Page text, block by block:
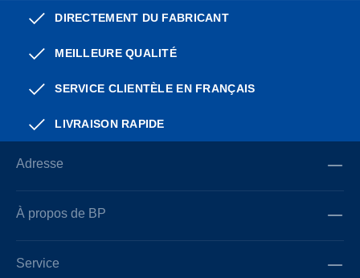
DIRECTEMENT DU FABRICANT
MEILLEURE QUALITÉ
SERVICE CLIENTÈLE EN FRANÇAIS
LIVRAISON RAPIDE
Adresse
À propos de BP
Service